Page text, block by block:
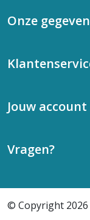
Onze
Jouw account
Vragen?
© Copyright 2026